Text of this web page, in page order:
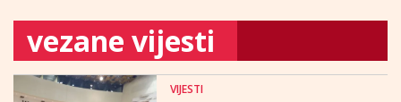
vezane vijesti
VIJESTI